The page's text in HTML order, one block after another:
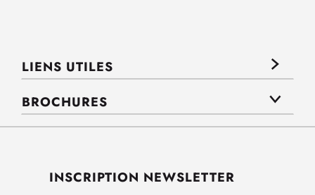
LIENS UTILES
BROCHURES
INSCRIPTION NEWSLETTER